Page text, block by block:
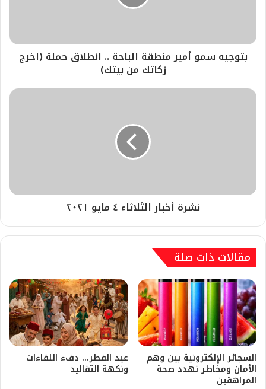
بتوجيه سمو أمير منطقة الباحة .. انطلاق حملة (اخرج
زكاتك من بيتك)
نشرة أخبار الثلاثاء ٤ مايو ٢٠٢١
مقالات ذات صلة
السجائر الإلكترونية بين وهم
الأمان ومخاطر تهدد صحة
المراهقين
عيد الفطر… دفء اللقاءات
ونكهة التقاليد